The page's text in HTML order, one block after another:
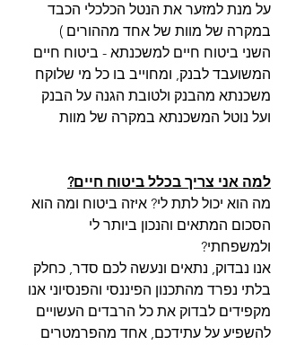
על מנת למזער את הנטל הכלכלי הכבד
במקרה של מוות של אחד מההורים )
השני ביטוח חיים למשכנתא - ביטוח חיים
המשועבד לבנק, ומחוייב בו כל מי שלוקח
משכנתא מהבנק ולטובת הגנה על הבנק
ועל נוטל המשכנתא במקרה של מוות
למה אני צריך בכלל ביטוח חיים?
מה הוא יכול לתת לי? איזה ביטוח ומה הוא
הסכום המתאים והנכון ביותר לי
ולמשפחתי?
אנו נבדוק, נתאים ונעשה לכם סדר, כחלק
בלתי נפרד מהתכנון הפיננסי והפנסיוני אנו
מקפידים לבדוק את כל הרבדים העשויים
להשפיע על עתידכם, אחד מהפרמטרים